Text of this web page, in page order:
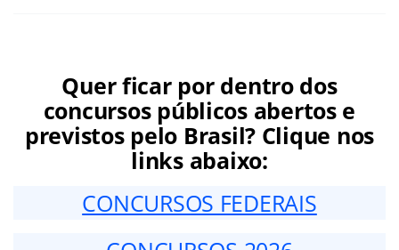
Quer ficar por dentro dos
concursos públicos abertos e
previstos pelo Brasil? Clique nos
links abaixo:
CONCURSOS FEDERAIS